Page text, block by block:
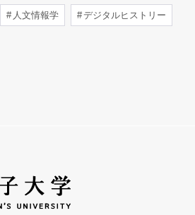
人文情報学 デジタルヒストリー